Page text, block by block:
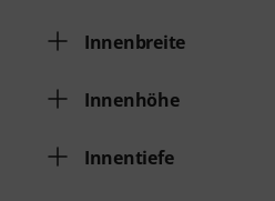
Innenbreite
Innenhöhe
Innentiefe